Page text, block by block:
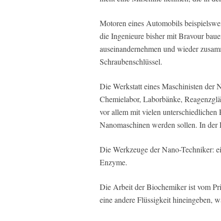
Motoren eines Automobils
die Ingenieure bisher mit Bravour
auseinandernehmen und wieder
Schraubenschlüssel.
Die Werkstatt eines Maschinisten der
Chemielabor, Laborbänke,
vor allem mit vielen unterschiedlichen
Nanomaschinen werden sollen. In
Die Werkzeuge der Nano-Techniker:
Enzyme.
Die Arbeit der Biochemiker ist vom
eine andere Flüssigkeit hineingeben,